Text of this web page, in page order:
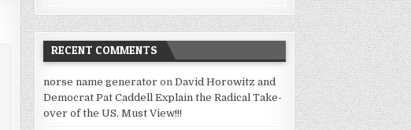
RECENT COMMENTS
norse name generator onDavid Horowitz and
Democrat Pat Caddell Explain the Radical Take-
over of the US. Must View!!!